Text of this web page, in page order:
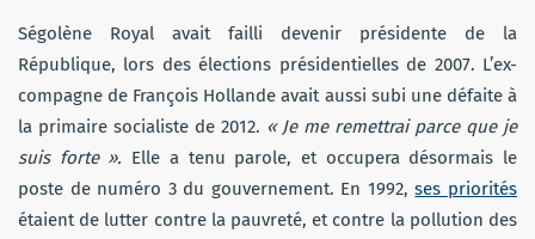
Ségolène Royal avait failli devenir présidente de la
République, lors des élections présidentielles de 2007. L’ex-
compagne de François Hollande avait aussi subi une défaite à
la primaire socialiste de 2012. « Je me remettrai parce que je
suis forte ». Elle a tenu parole, et occupera désormais le
poste de numéro 3 du gouvernement. En 1992,ses priorités
étaient de lutter contre la pauvreté, et contre la pollution des